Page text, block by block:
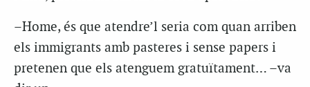
–Home, és que atendre’l seria com quan arriben
els immigrants amb pasteres i sense papers i
pretenen que els atenguem gratuïtament… –va